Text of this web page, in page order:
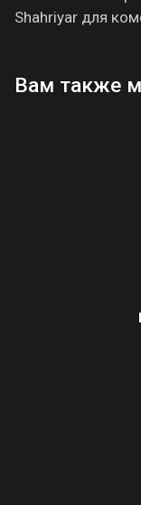
Shahriyar для
Вам также